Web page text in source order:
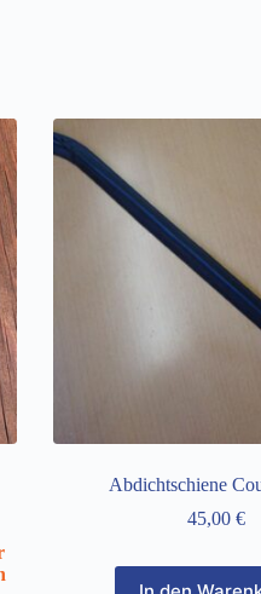
Abdichtschiene
45,00 €